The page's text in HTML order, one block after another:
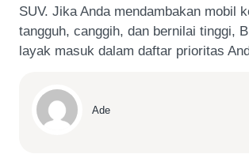
SUV. Jika Anda mendambakan mobil
tangguh, canggih, dan bernilai tinggi,
layak masuk dalam daftar prioritas
Ade